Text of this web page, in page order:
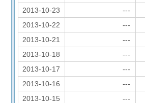
2013-10-23
---
2013-10-22
---
2013-10-21
---
2013-10-18
---
2013-10-17
---
2013-10-16
---
2013-10-15
---